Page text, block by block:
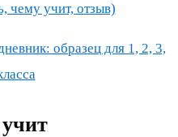
чему учит, отзыв)
образец для 1, 2, 3,